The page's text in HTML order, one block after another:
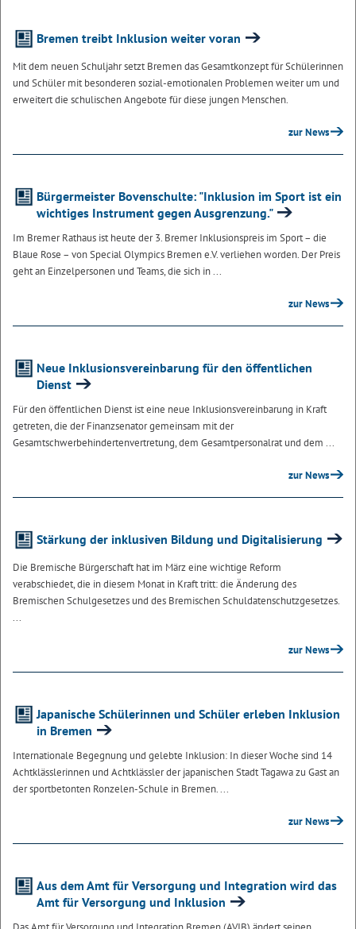
Bremen treibt Inklusion weiter voran
Mit dem neuen Schuljahr setzt Bremen das Gesamtkonzept für Schülerinnen
und Schüler mit besonderen sozial-emotionalen Problemen weiter um und
erweitert die schulischen Angebote für diese jungen Menschen.
zur News
Bürgermeister Bovenschulte: "Inklusion im Sport ist ein
wichtiges Instrument gegen Ausgrenzung."
Im Bremer Rathaus ist heute der 3. Bremer Inklusionspreis im Sport – die
Blaue Rose – von Special Olympics Bremen e.V. verliehen worden. Der Preis
geht an Einzelpersonen und Teams, die sich in ...
zur News
Neue Inklusionsvereinbarung für den öffentlichen
Dienst
Für den öffentlichen Dienst ist eine neue Inklusionsvereinbarung in Kraft
getreten, die der Finanzsenator gemeinsam mit der
Gesamtschwerbehindertenvertretung, dem Gesamtpersonalrat und dem ...
zur News
Stärkung der inklusiven Bildung und Digitalisierung
Die Bremische Bürgerschaft hat im März eine wichtige Reform
verabschiedet, die in diesem Monat in Kraft tritt: die Änderung des
Bremischen Schulgesetzes und des Bremischen Schuldatenschutzgesetzes.
...
zur News
Japanische Schülerinnen und Schüler erleben Inklusion
in Bremen
Internationale Begegnung und gelebte Inklusion: In dieser Woche sind 14
Achtklässlerinnen und Achtklässler der japanischen Stadt Tagawa zu Gast an
der sportbetonten Ronzelen-Schule in Bremen. ...
zur News
Aus dem Amt für Versorgung und Integration wird das
Amt für Versorgung und Inklusion